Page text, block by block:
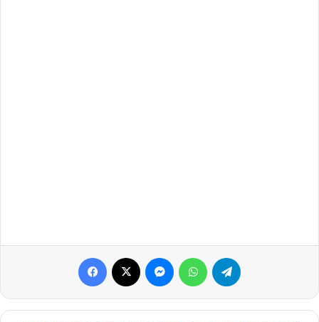
Facebook MessengerWhatsApp